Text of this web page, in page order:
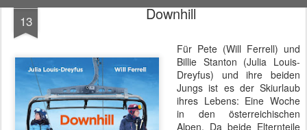
13 Downhill
Für Pete (Will Ferrell) und
Billie Stanton (Julia Louis-
Dreyfus) und ihre beiden
Jungs ist es der Skiurlaub
ihres Lebens: Eine Woche
in den österreichischen
Alpen. Da beide Elternteile